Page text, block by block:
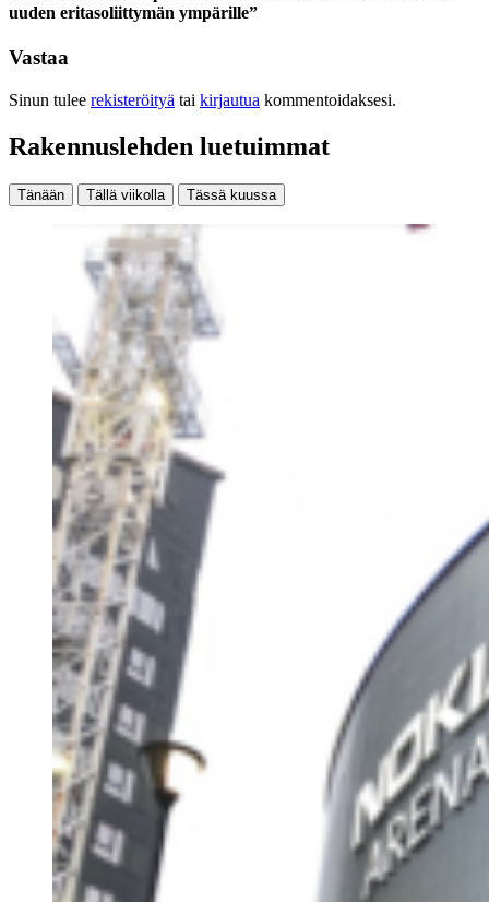
uuden eritasoliittymän ympärille”
Vastaa
Sinun tulee rekisteröityä tai kirjautua kommentoidaksesi.
Rakennuslehden luetuimmat
Tänään Tällä viikolla Tässä kuussa